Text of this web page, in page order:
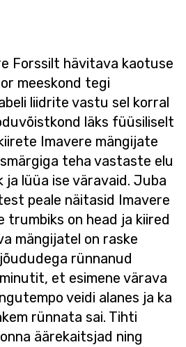
Forssilt hävitava kaotuse
meeskond tegi
liidrite vastu sel korral
läks füüsiliselt
Imavere mängijate
teha vastaste elu
ja lüüa ise väravaid. Juba
peale näitasid Imavere
trumbiks on head ja kiired
mängijatel on raske
rünnanud
et esimene värava
veidi alanes ja ka
rünnata sai. Tihti
äärekaitsjad ning